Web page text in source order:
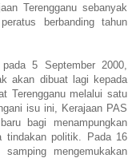
Terengganu sebanyak
berbanding tahun
5 September 2000,
akan dibuat lagi kepada
Terengganu melalui satu
isu ini, Kerajaan PAS
bagi menampungkan
tindakan politik. Pada 16
mengemukakan